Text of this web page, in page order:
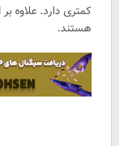
کمتری دارد. علاوه
هستند.